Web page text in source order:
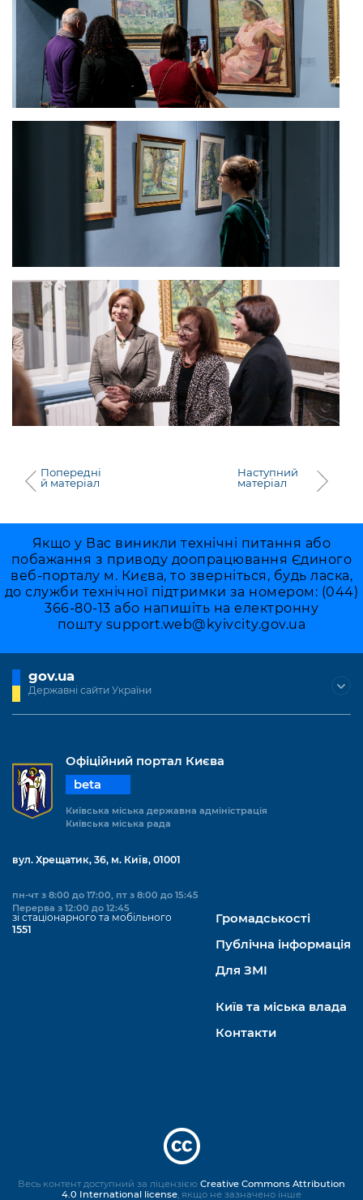
Попередні
й матеріал
Наступний
матеріал
Якщо у Вас виникли технічні питання або
побажання з приводу доопрацювання Єдиного
веб-порталу м. Києва, то зверніться, будь ласка,
до служби технічної підтримки за номером: (044)
366-80-13 або напишіть на електронну
пошту support.web@kyivcity.gov.ua
gov.ua
Державні сайти України
Офіційний портал Києва
beta
Київська міська державна адміністрація
Київська міська рада
вул. Хрещатик, 36, м. Київ, 01001
пн-чт з 8:00 до 17:00, пт з 8:00 до 15:45
Перерва з 12:00 до 12:45
зі стаціонарного та мобільного
1551
Громадськості
Публічна інформація
Для ЗМІ
Київ та міська влада
Контакти
Весь контент доступний за ліцензією Creative Commons Attribution
4.0 International license, якщо не зазначено інше